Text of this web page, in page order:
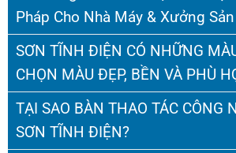
Pháp Cho Nhà Máy & Xưởng
SƠN TĨNH ĐIỆN CÓ NHỮNG
CHỌN MÀU ĐẸP, BỀN VÀ PHÙ
TẠI SAO BÀN THAO TÁC CÔNG
SƠN TĨNH ĐIỆN?